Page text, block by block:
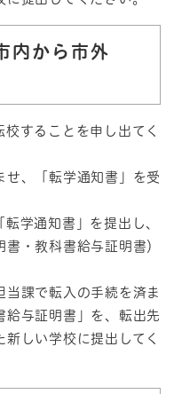
内から市外
することを申し出てく
せ、「転学通知書」を受
学通知書」を提出し、
・教科書給与証明書）
課で転入の手続を済ま
給与証明書」を、転出先
しい学校に提出してく